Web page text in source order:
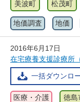
美波町 松茂町
地価調査 地価
2016年6月17日
在宅療養支援診療所
一括ダウンロ
医療・介護 徳島